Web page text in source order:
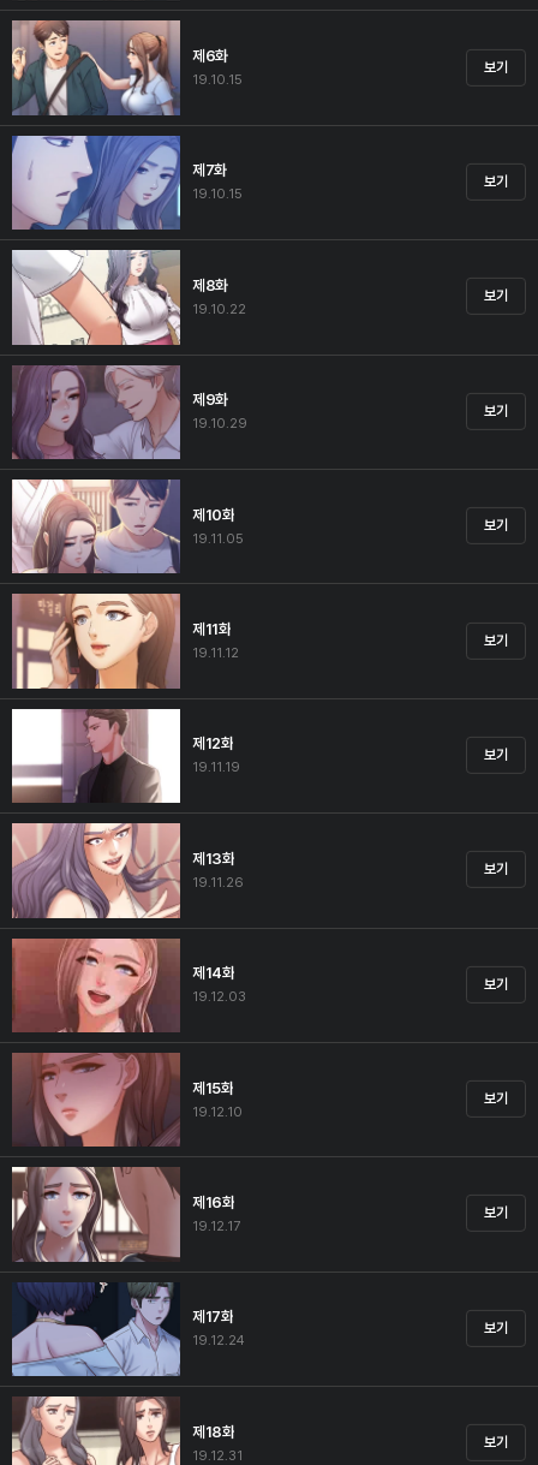
제6화
19.10.15
보기
제7화
19.10.15
보기
제8화
19.10.22
보기
제9화
19.10.29
보기
제10화
19.11.05
보기
제11화
19.11.12
보기
제12화
19.11.19
보기
제13화
19.11.26
보기
제14화
19.12.03
보기
제15화
19.12.10
보기
제16화
19.12.17
보기
제17화
19.12.24
보기
제18화
19.12.31
보기